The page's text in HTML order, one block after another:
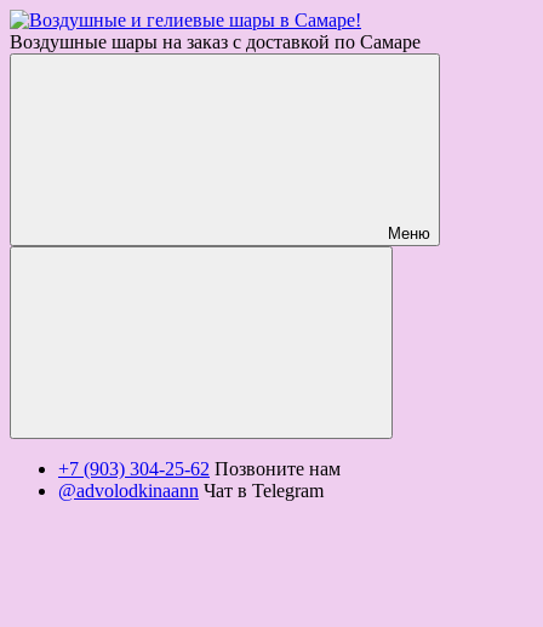
Воздушные шары на заказ с доставкой по Самаре
Меню
+7 (903) 304-25-62 Позвоните нам
@advolodkinaann Чат в Telegram